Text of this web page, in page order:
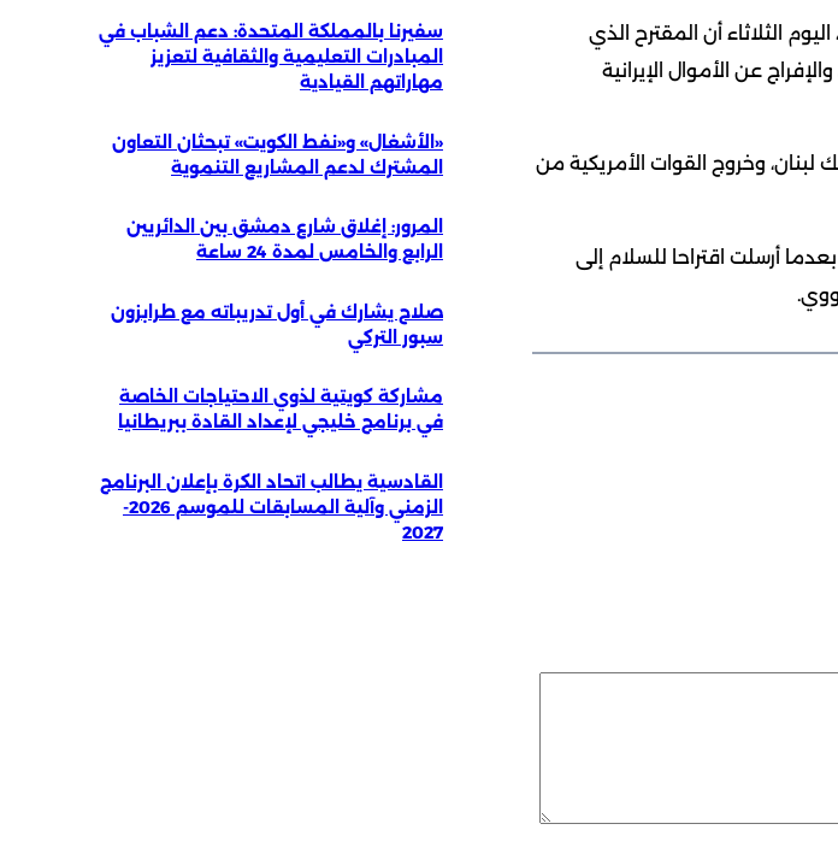
​اليوم الثلاثاء أن ​المقترح الذي
عن الأموال الإيرانية
وخروج القوات الأمريكية من
أرسلت اقتراحا للسلام إلى
سفيرنا بالمملكة المتحدة: دعم الشباب في
المبادرات التعليمية والثقافية لتعزيز
مهاراتهم القيادية
«الأشغال» و«نفط الكويت» تبحثان التعاون
المشترك لدعم المشاريع التنموية
المرور: إغلاق شارع دمشق بين الدائريين
الرابع والخامس لمدة 24 ساعة
صلاح يشارك في أول تدريباته مع طرابزون
سبور التركي
مشاركة كويتية لذوي الاحتياجات الخاصة
في برنامج خليجي لإعداد القادة ببريطانيا
القادسية يطالب اتحاد الكرة بإعلان البرنامج
الزمني وآلية المسابقات للموسم 2026-
2027